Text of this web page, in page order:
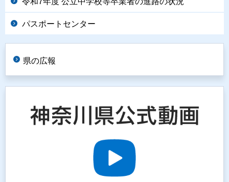
パスポートセンター
県の広報